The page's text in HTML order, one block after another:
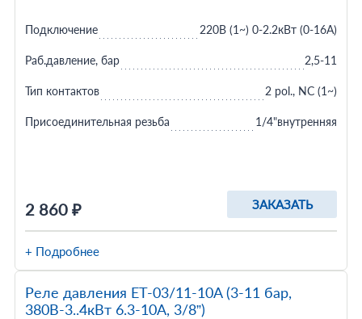
2 860 ₽ ЗАКАЗАТЬ
Подключение 220В (1~) 0-2.2кВт (0-16A)
Раб.давление, бар 2,5-11
Тип контактов 2 pol., NC (1~)
Присоединительная резьба 1/4"внутренняя
+ Подробнее
Реле давления ET-03/11-10A (3-11 бар,
380В-3..4кВт 6.3-10A, 3/8”)